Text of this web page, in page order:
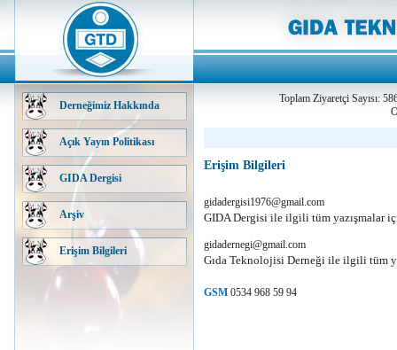
Derneğimiz Hakkında
Açık Yayın Politikası
GIDA Dergisi
Arşiv
Erişim Bilgileri
Toplam Ziyaretçi Sayısı:
Erişim Bilgileri
gidadergisi1976@gmail.com
GIDA Dergisi ile ilgili tüm yazışmalar
gidadernegi@gmail.com
Gıda Teknolojisi Derneği ile ilgili tüm
GSM 0534 968 59 94